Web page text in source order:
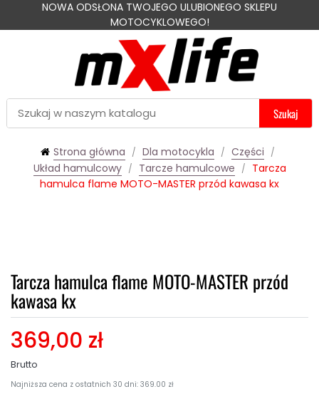
NOWA ODSŁONA TWOJEGO ULUBIONEGO SKLEPU
MOTOCYKLOWEGO!
Szukaj
Strona główna Dla motocykla
Części
Układ hamulcowy
Tarcze hamulcowe
Tarcza
hamulca flame MOTO-MASTER przód kawasa kx
Tarcza hamulca flame MOTO-MASTER przód
kawasa kx
369,00 zł
Brutto
Najniższa cena z ostatnich 30 dni: 369.00 zł